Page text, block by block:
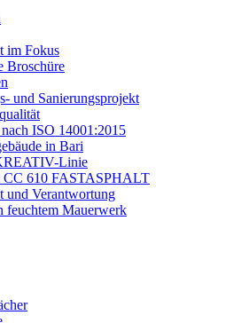
im Fokus
Broschüre
und Sanierungsprojekt
ISO 14001:2015
in Bari
Linie
CC 610 FASTASPHALT
und Verantwortung
feuchtem Mauerwerk